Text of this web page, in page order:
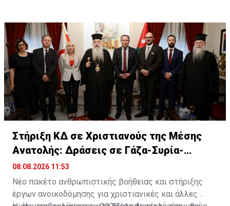
Στήριξη ΚΔ σε Χριστιανούς της Μέσης
Ανατολής: Δράσεις σε Γάζα-Συρία-
Ιορδανία
08.08.2026 11:53
Νέο πακέτο ανθρωπιστικής βοήθειας και στήριξης
έργων ανοικοδόμησης για χριστιανικές και άλλες